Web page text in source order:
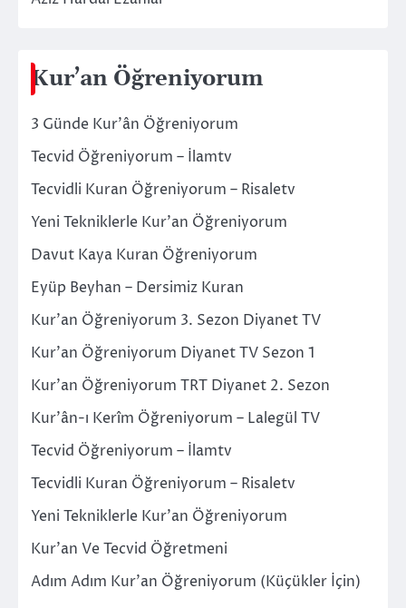
Kur’an Öğreniyorum
3 Günde Kur’ân Öğreniyorum
Tecvid Öğreniyorum – İlamtv
Tecvidli Kuran Öğreniyorum – Risaletv
Yeni Tekniklerle Kur’an Öğreniyorum
Davut Kaya Kuran Öğreniyorum
Eyüp Beyhan – Dersimiz Kuran
Kur’an Öğreniyorum 3. Sezon Diyanet TV
Kur’an Öğreniyorum Diyanet TV Sezon 1
Kur’an Öğreniyorum TRT Diyanet 2. Sezon
Kur’ân-ı Kerîm Öğreniyorum – Lalegül TV
Tecvid Öğreniyorum – İlamtv
Tecvidli Kuran Öğreniyorum – Risaletv
Yeni Tekniklerle Kur’an Öğreniyorum
Kur’an Ve Tecvid Öğretmeni
Adım Adım Kur’an Öğreniyorum (Küçükler İçin)